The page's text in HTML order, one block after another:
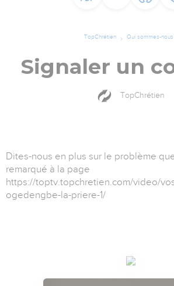
TopChrétien Qui sommes-nous
Signaler un
TopChrétien
Dites-nous en plus sur le problème
remarqué à la page
https://toptv.topchretien.com/video/
ogedengbe-la-priere-1/